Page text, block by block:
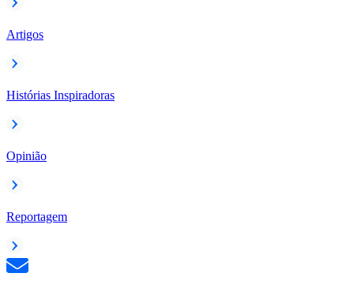
Artigos
Histórias Inspiradoras
Opinião
Reportagem